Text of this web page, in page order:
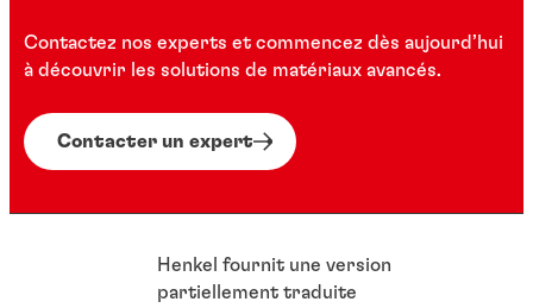
Contactez nos experts et commencez dès aujourd’hui
à découvrir les solutions de matériaux avancés.
Contacter un expert
Henkel fournit une version
partiellement traduite